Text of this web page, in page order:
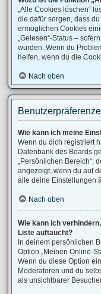
„Alle Cookies löschen“
die dafür sorgen, dass
ermöglichen Cookies
„Gelesen“-Status –
wurden. Wenn du
helfen, wenn du die
Nach oben
Wie kann ich meine
Wenn du dich registriert
Datenbank des Boards
„Persönlichen Bereich“;
angezeigt, wenn du auf
alle deine Einstellungen
Nach oben
Wie kann ich
Liste auftaucht?
In deinem persönlichen
Option „Meinen Online-
Wenn du diese Option
Moderatoren und du
als unsichtbarer